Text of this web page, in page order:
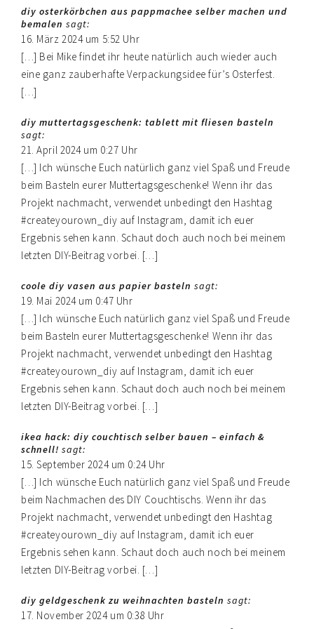
Interaktionen
diy osterkörbchen aus pappmachee selber machen und
bemalen sagt:
16. März 2024 um 5:52 Uhr
[…] Bei Mike findet ihr heute natürlich auch wieder auch
eine ganz zauberhafte Verpackungsidee für’s Osterfest.
[…]
diy muttertagsgeschenk: tablett mit fliesen basteln
sagt:
21. April 2024 um 0:27 Uhr
[…] Ich wünsche Euch natürlich ganz viel Spaß und Freude
beim Basteln eurer Muttertagsgeschenke! Wenn ihr das
Projekt nachmacht, verwendet unbedingt den Hashtag
#createyourown_diy auf Instagram, damit ich euer
Ergebnis sehen kann. Schaut doch auch noch bei meinem
letzten DIY-Beitrag vorbei. […]
coole diy vasen aus papier basteln sagt:
19. Mai 2024 um 0:47 Uhr
[…] Ich wünsche Euch natürlich ganz viel Spaß und Freude
beim Basteln eurer Muttertagsgeschenke! Wenn ihr das
Projekt nachmacht, verwendet unbedingt den Hashtag
#createyourown_diy auf Instagram, damit ich euer
Ergebnis sehen kann. Schaut doch auch noch bei meinem
letzten DIY-Beitrag vorbei. […]
ikea hack: diy couchtisch selber bauen – einfach &
schnell! sagt:
15. September 2024 um 0:24 Uhr
[…] Ich wünsche Euch natürlich ganz viel Spaß und Freude
beim Nachmachen des DIY Couchtischs. Wenn ihr das
Projekt nachmacht, verwendet unbedingt den Hashtag
#createyourown_diy auf Instagram, damit ich euer
Ergebnis sehen kann. Schaut doch auch noch bei meinem
letzten DIY-Beitrag vorbei. […]
diy geldgeschenk zu weihnachten basteln sagt:
17. November 2024 um 0:38 Uhr